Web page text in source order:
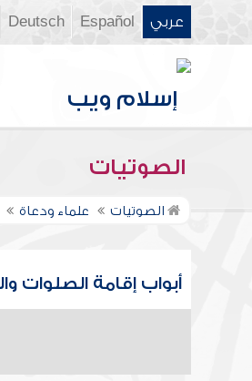
عربي Español
Deutsch
الصوتيات
الصوتيات علماء ودعاة
أبواب إقامة الصلوات